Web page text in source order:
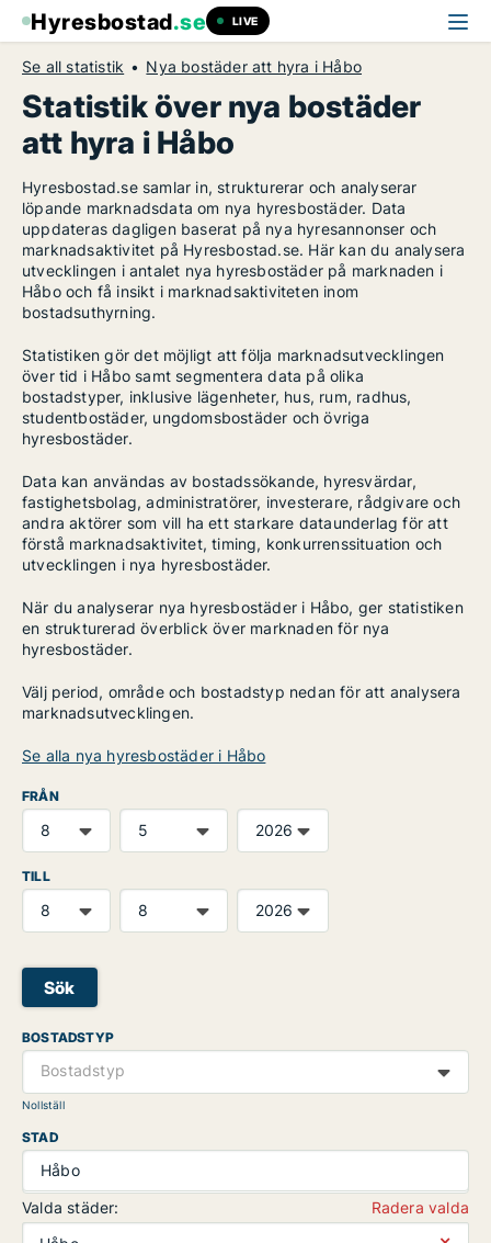
Hyresbostad.se LIVE
Se all statistik Nya bostäder att hyra i Håbo
Statistik över nya bostäder
att hyra i Håbo
Hyresbostad.se samlar in, strukturerar och analyserar
löpande marknadsdata om nya hyresbostäder. Data
uppdateras dagligen baserat på nya hyresannonser och
marknadsaktivitet på Hyresbostad.se. Här kan du analysera
utvecklingen i antalet nya hyresbostäder på marknaden i
Håbo och få insikt i marknadsaktiviteten inom
bostadsuthyrning.
Statistiken gör det möjligt att följa marknadsutvecklingen
över tid i Håbo samt segmentera data på olika
bostadstyper, inklusive lägenheter, hus, rum, radhus,
studentbostäder, ungdomsbostäder och övriga
hyresbostäder.
Data kan användas av bostadssökande, hyresvärdar,
fastighetsbolag, administratörer, investerare, rådgivare och
andra aktörer som vill ha ett starkare dataunderlag för att
förstå marknadsaktivitet, timing, konkurrenssituation och
utvecklingen i nya hyresbostäder.
När du analyserar nya hyresbostäder i Håbo, ger statistiken
en strukturerad överblick över marknaden för nya
hyresbostäder.
Välj period, område och bostadstyp nedan för att analysera
marknadsutvecklingen.
Se alla nya hyresbostäder i Håbo
FRÅN
TILL
Sök
BOSTADSTYP
Bostadstyp
Nollställ
STAD
Håbo
Valda städer:
Radera valda